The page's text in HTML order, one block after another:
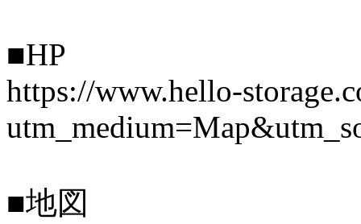
■HP
https://www.hello-
■地図